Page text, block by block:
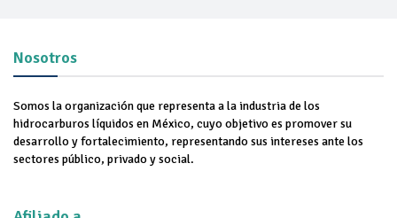
Nosotros
Somos la organización que representa a la industria de los
hidrocarburos líquidos en México, cuyo objetivo es promover su
desarrollo y fortalecimiento, representando sus intereses ante los
sectores público, privado y social.